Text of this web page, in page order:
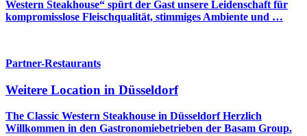
Western Steakhouse“ spürt der Gast unsere Leidenschaft für
kompromisslose Fleischqualität, stimmiges Ambiente und …
Partner-Restaurants
Weitere Location in Düsseldorf
The Classic Western Steakhouse in Düsseldorf Herzlich
Willkommen in den Gastronomiebetrieben der Basam Group.